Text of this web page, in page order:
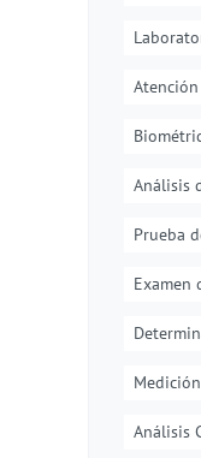
Análisis
Prueba
Examen
Análisis